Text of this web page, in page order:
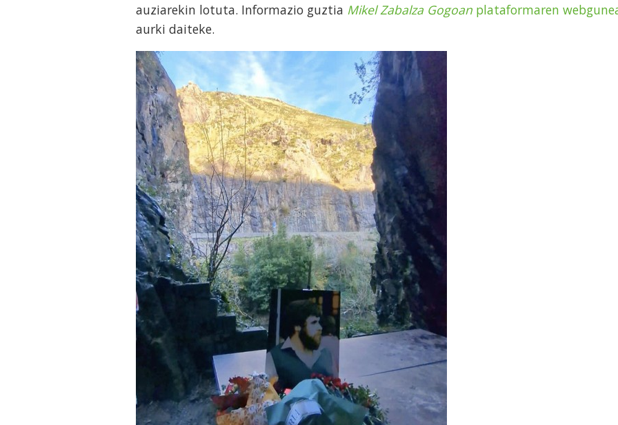
auziarekin lotuta. Informazio guztia Mikel Zabalza Gogoan plataformaren
aurki daiteke.